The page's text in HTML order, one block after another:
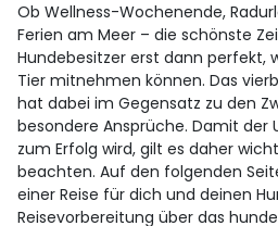
Ob Wellness-Wochenende,
Ferien am Meer – die schönste
Hundebesitzer erst dann perfekt,
Tier mitnehmen können. Das
hat dabei im Gegensatz zu den
besondere Ansprüche. Damit der
zum Erfolg wird, gilt es daher
beachten. Auf den folgenden
einer Reise für dich und deinen
Reisevorbereitung über das